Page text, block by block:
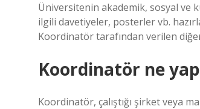
Üniversitenin akademik, sosyal ve
ilgili davetiyeler, posterler vb.
Koordinatör tarafından verilen
Koordinatör ne
Koordinatör, çalıştığı şirket veya